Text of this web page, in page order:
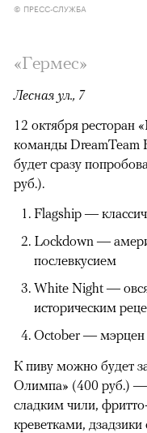
© ПРЕСС-СЛУЖБА
«Гермес»
Лесная ул., 7
12 октября ресторан
команды DreamTeam
будет сразу
руб.).
Flagship —
Lockdown —
послевкусием
White Night —
историческим
October — мэрцен
К пиву можно будет
Олимпа» (400 руб.) —
сладким чили,
креветками,